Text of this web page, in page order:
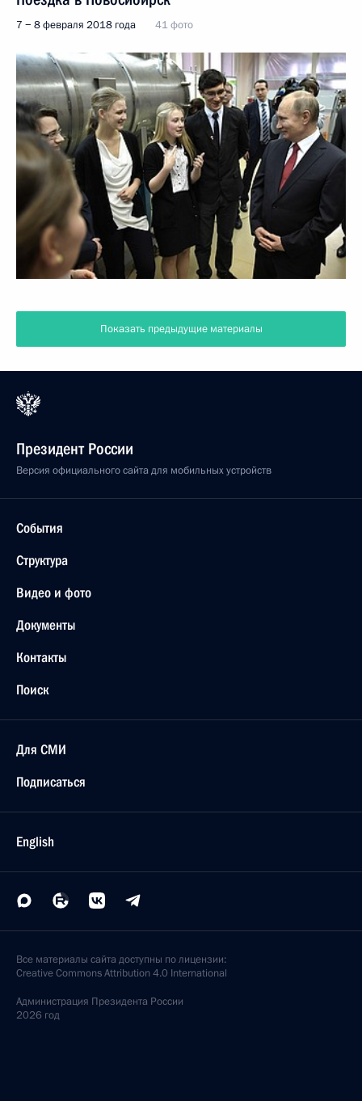
7 − 8 февраля 2018 года 41 фото
Показать предыдущие материалы
Президент России
Версия официального сайта для мобильных устройств
События
Структура
Видео и фото
Документы
Контакты
Поиск
Для СМИ
Подписаться
English
Все материалы сайта доступны по лицензии:
Creative Commons Attribution 4.0 International
Администрация Президента России
2026 год